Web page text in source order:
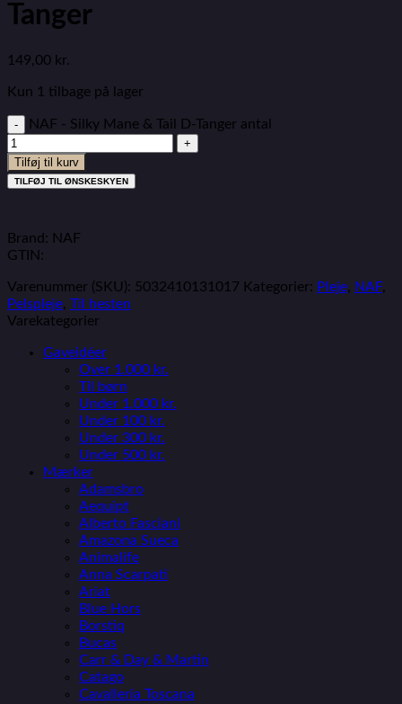
Tanger
149,00 kr.
Kun 1 tilbage på lager
NAF - Silky Mane & Tail D-Tanger antal
Tilføj til kurv
TILFØJ TIL ØNSKESKYEN
Brand: NAF
GTIN:
Varenummer (SKU): 5032410131017 Kategorier: Pleje, NAF,
Pelspleje, Til hesten
Varekategorier
Gaveidéer
Over 1.000 kr.
Til børn
Under 1.000 kr.
Under 100 kr.
Under 300 kr.
Under 500 kr.
Mærker
Adamsbro
Aequipt
Alberto Fasciani
Amazona Sueca
Animalife
Anna Scarpati
Ariat
Blue Hors
Borstiq
Bucas
Carr & Day & Martin
Catago
Cavalleria Toscana